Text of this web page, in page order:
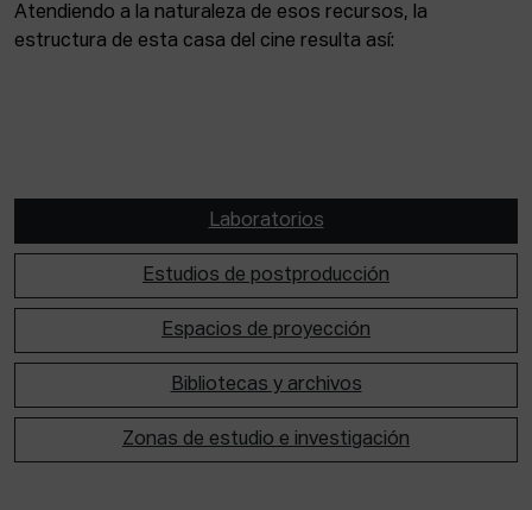
Atendiendo a la naturaleza de esos recursos, la
estructura de esta casa del cine resulta así:
Laboratorios
Estudios de postproducción
Espacios de proyección
Bibliotecas y archivos
Zonas de estudio e investigación